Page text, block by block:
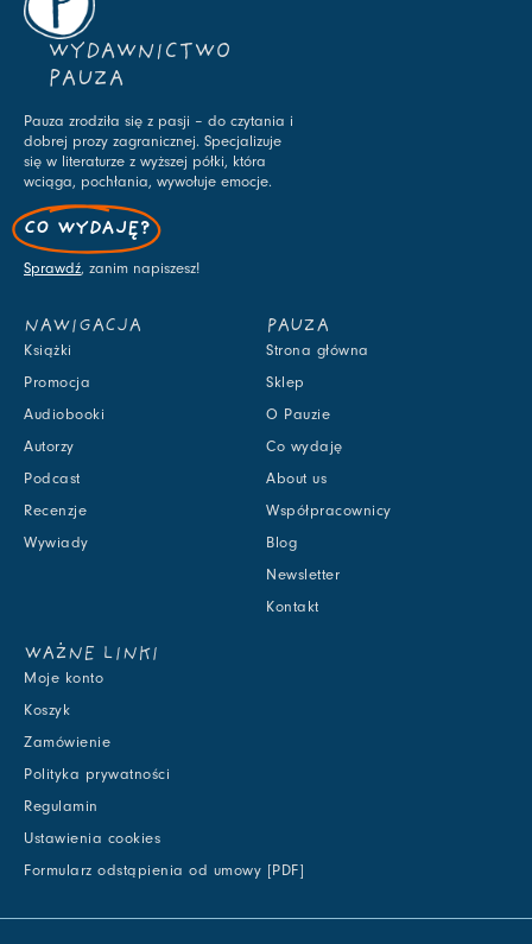
WYDAWNICTWO
PAUZA
Pauza zrodziła się z pasji – do czytania i
dobrej prozy zagranicznej. Specjalizuje
się w literaturze z wyższej półki, która
wciąga, pochłania, wywołuje emocje.
CO WYDAJĘ?
Sprawdź, zanim napiszesz!
NAWIGACJA
Książki
Promocja
Audiobooki
Autorzy
Podcast
Recenzje
Wywiady
PAUZA
Strona główna
Sklep
O Pauzie
Co wydaję
About us
Współpracownicy
Blog
Newsletter
Kontakt
WAŻNE LINKI
Moje konto
Koszyk
Zamówienie
Polityka prywatności
Regulamin
Ustawienia cookies
Formularz odstąpienia od umowy [PDF]